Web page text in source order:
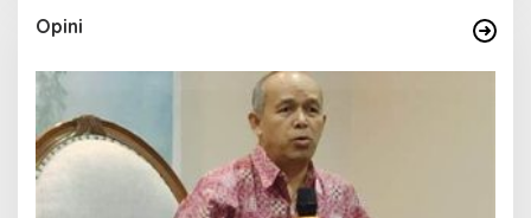
Opini